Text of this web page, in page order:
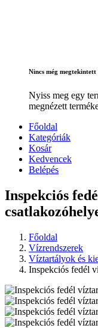
Nincs még megtekintett
Nyiss meg egy
megnézett
Főoldal
Kategóriák
Kosár
Kedvencek
Belépés
Inspekciós
Főoldal
Vízrendszerek
Víztartályok és
Inspekciós fedél